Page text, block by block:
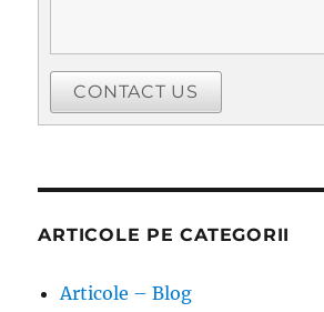
CONTACT US
ARTICOLE PE CATEGORII
Articole – Blog